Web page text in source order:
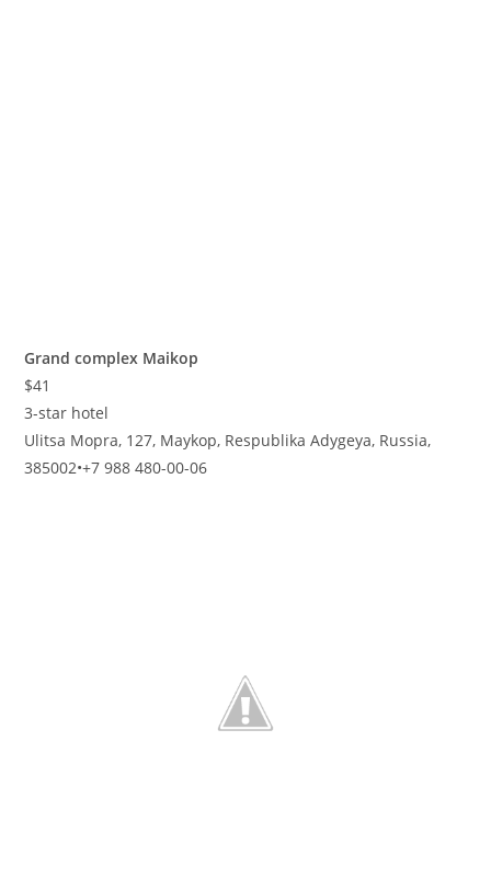
Grand complex Maikop
$41
3-star hotel
Ulitsa Mopra, 127, Maykop, Respublika Adygeya, Russia,
385002•+7 988 480-00-06